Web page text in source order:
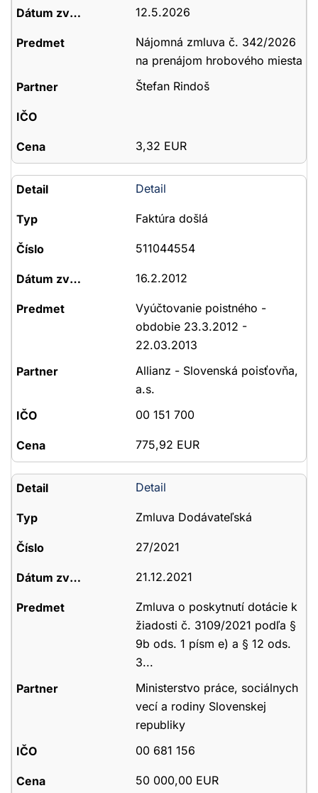
12.5.2026
Nájomná zmluva č. 342/2026
na prenájom hrobového miesta
Štefan Rindoš
3,32 EUR
Detail
Faktúra došlá
511044554
16.2.2012
Vyúčtovanie poistného -
obdobie 23.3.2012 -
22.03.2013
Allianz - Slovenská poisťovňa,
a.s.
00 151 700
775,92 EUR
Detail
Zmluva Dodávateľská
27/2021
21.12.2021
Zmluva o poskytnutí dotácie k
žiadosti č. 3109/2021 podľa §
9b ods. 1 písm e) a § 12 ods.
3...
Ministerstvo práce, sociálnych
vecí a rodiny Slovenskej
republiky
00 681 156
50 000,00 EUR